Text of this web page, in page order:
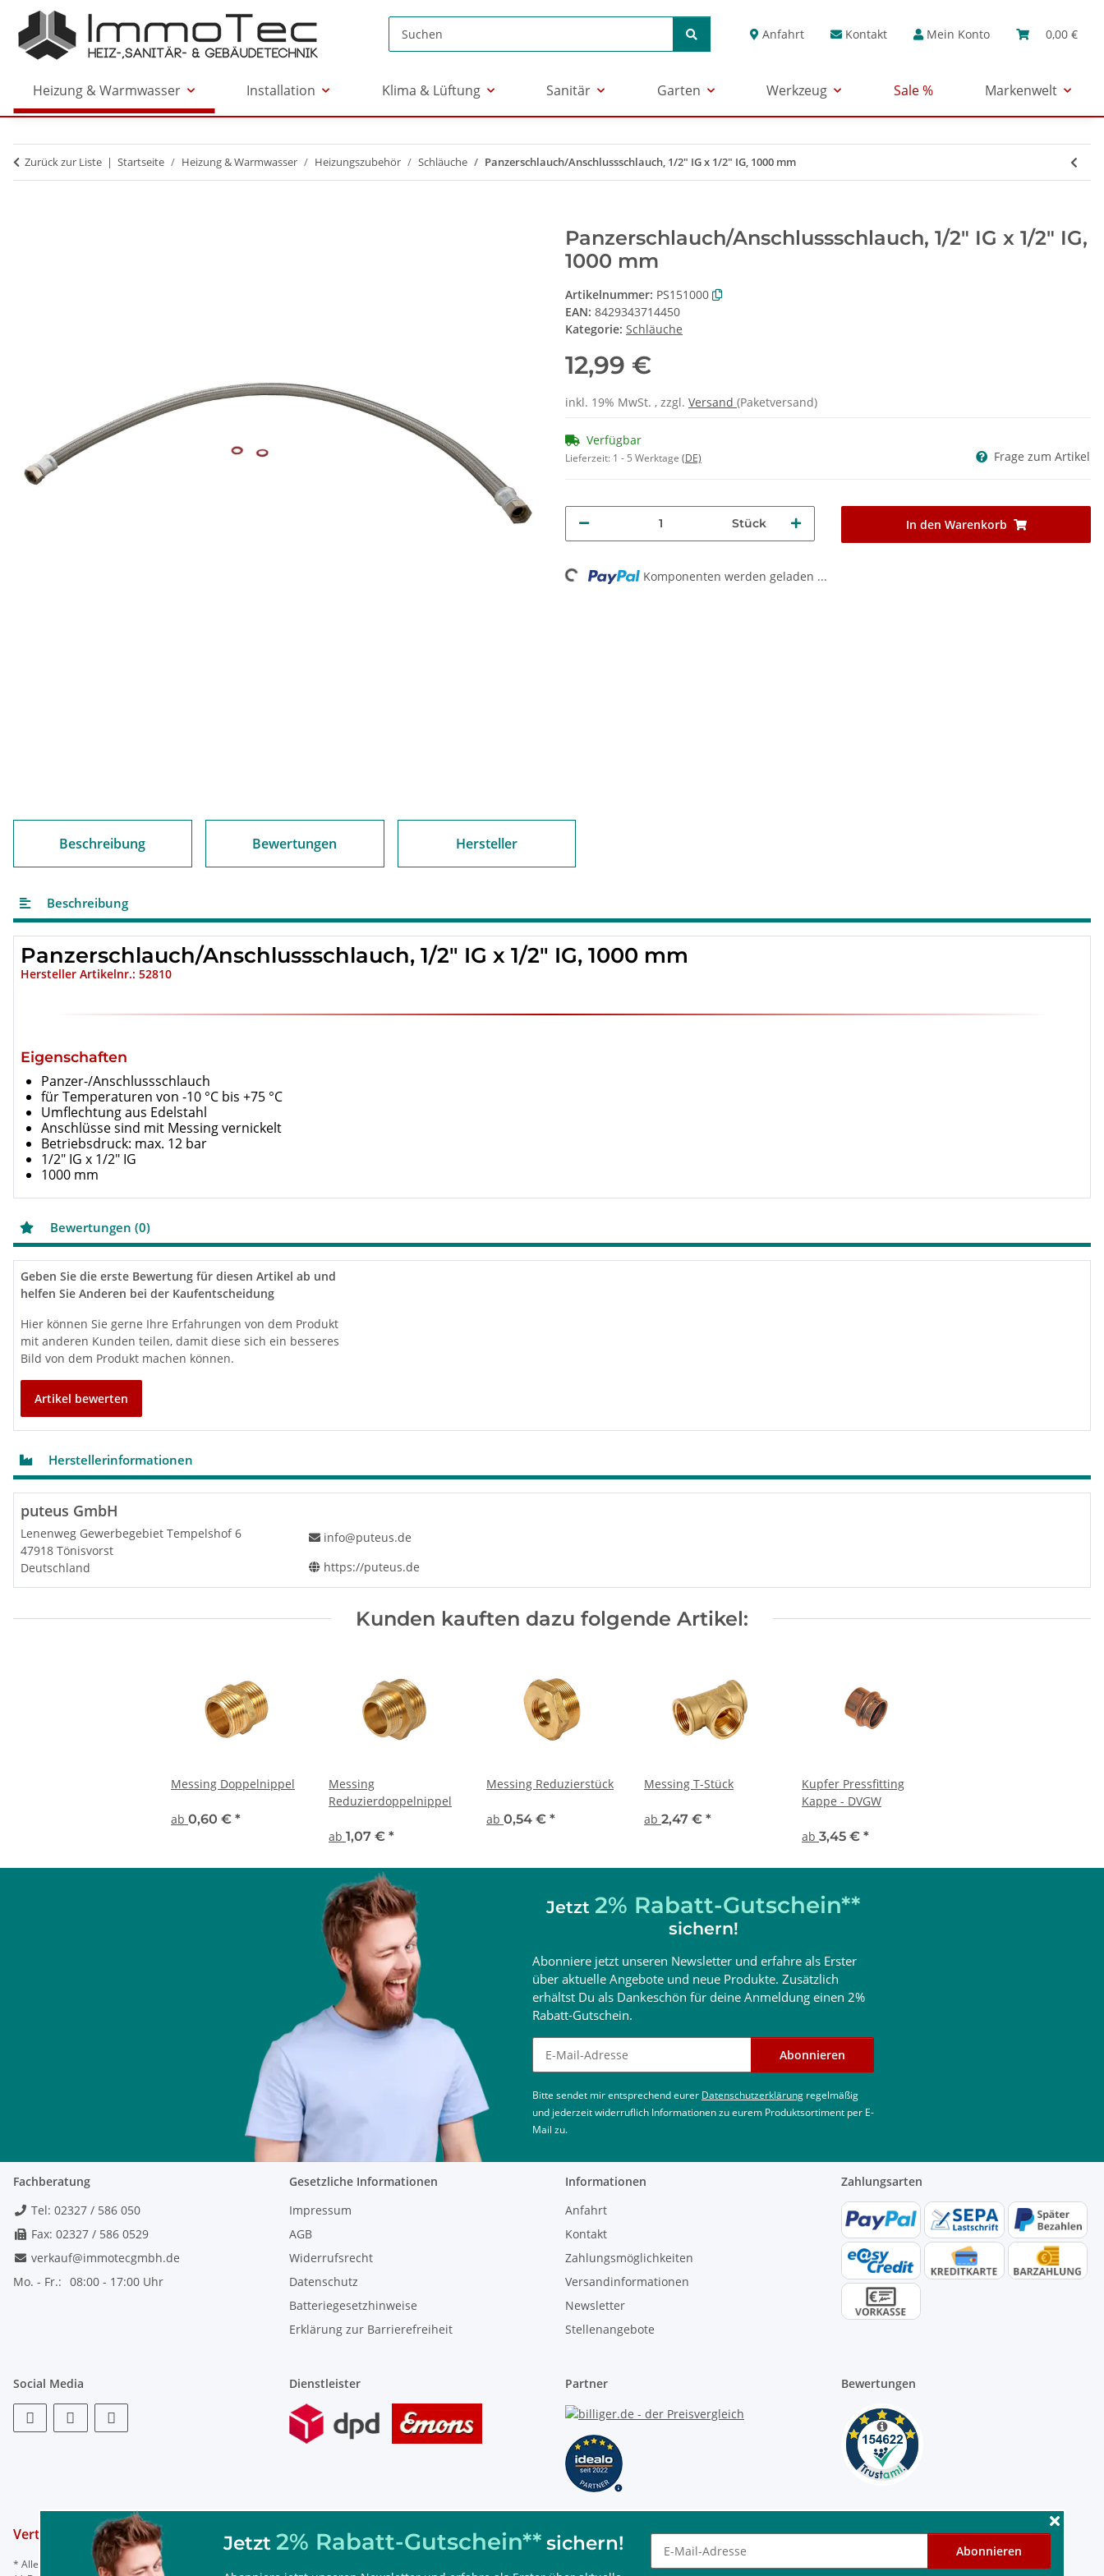
Anfahrt Kontakt Mein Konto 0,00 €
Heizung & Warmwasser Installation Klima & Lüftung Sanitär Garten Werkzeug Sale % Markenwelt
Zurück zur Liste Startseite Heizung & Warmwasser Heizungszubehör Schläuche Panzerschlauch/Anschlussschlauch, 1/2" IG x 1/2" IG, 1000 mm
Panzerschlauch/Anschlussschlauch, 1/2" IG x 1/2" IG,
1000 mm
Artikelnummer: PS151000
EAN: 8429343714450
Kategorie: Schläuche
12,99 €
inkl. 19% MwSt. , zzgl. Versand (Paketversand)
Verfügbar
Lieferzeit: 1 - 5 Werktage (DE) Frage zum Artikel
Stück In den Warenkorb
Loading... Komponenten werden geladen ...
Beschreibung Bewertungen Hersteller
Beschreibung
Panzerschlauch/Anschlussschlauch, 1/2" IG x 1/2" IG, 1000 mm
Hersteller Artikelnr.: 52810
Eigenschaften
Panzer-/Anschlussschlauch
für Temperaturen von -10 °C bis +75 °C
Umflechtung aus Edelstahl
Anschlüsse sind mit Messing vernickelt
Betriebsdruck: max. 12 bar
1/2" IG x 1/2" IG
1000 mm
Bewertungen (0)
Geben Sie die erste Bewertung für diesen Artikel ab und
helfen Sie Anderen bei der Kaufentscheidung
Hier können Sie gerne Ihre Erfahrungen von dem Produkt
mit anderen Kunden teilen, damit diese sich ein besseres
Bild von dem Produkt machen können.
Artikel bewerten
Herstellerinformationen
puteus GmbH
Lenenweg Gewerbegebiet Tempelshof 6
47918 Tönisvorst
Deutschland
info@puteus.de
https://puteus.de
Kunden kauften dazu folgende Artikel:
Messing Doppelnippel
ab 0,60 € *
Messing
Reduzierdoppelnippel
ab 1,07 € *
Messing Reduzierstück
ab 0,54 € *
Messing T-Stück
ab 2,47 € *
Kupfer Pressfitting
Kappe - DVGW
ab 3,45 € *
Jetzt2% Rabatt-Gutschein** sichern! Abonnieren
Jetzt 2% Rabatt-Gutschein**
sichern!
Abonniere jetzt unseren Newsletter und erfahre als Erster
über aktuelle Angebote und neue Produkte. Zusätzlich
erhältst Du als Dankeschön für deine Anmeldung einen 2%
Rabatt-Gutschein.
Newsletter abonnieren Abonnieren
Bitte sendet mir entsprechend eurer Datenschutzerklärung regelmäßig
und jederzeit widerruflich Informationen zu eurem Produktsortiment per E-
Mail zu.
Fachberatung
Tel: 02327 / 586 050
Fax: 02327 / 586 0529
verkauf@immotecgmbh.de
Mo. - Fr.: 08:00 - 17:00 Uhr
Gesetzliche Informationen
Impressum
AGB
Widerrufsrecht
Datenschutz
Batteriegesetzhinweise
Erklärung zur Barrierefreiheit
Informationen
Anfahrt
Kontakt
Zahlungsmöglichkeiten
Versandinformationen
Newsletter
Stellenangebote
Zahlungsarten
Social Media Dienstleister Partner Bewertungen
Vertrag widerrufen
* Alle Preise inkl. gesetzl. Mehrwertsteuer, ggf. zzgl.